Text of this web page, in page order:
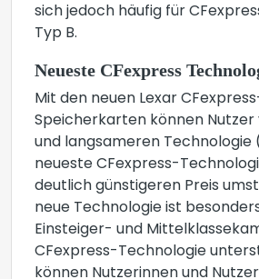
sich jedoch häufig für
Typ B.
Neueste CFexpress
Mit den neuen Lexar
Speicherkarten können
und langsameren Technologie
neueste CFexpress-
deutlich günstigeren Preis
neue Technologie ist
Einsteiger- und
CFexpress-Technologie
können Nutzerinnen und